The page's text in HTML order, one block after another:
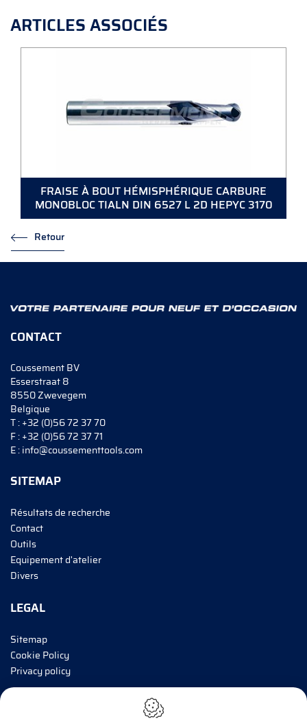
ARTICLES ASSOCIÉS
FRAISE À BOUT HÉMISPHÉRIQUE CARBURE
MONOBLOC TIALN DIN 6527 L 2D HEPYC 3170
Retour
CONTACT
Coussement BV
Esserstraat 8
8550 Zwevegem
Belgique
T :+32 (0)56 72 37 70
F :+32 (0)56 72 37 71
E :info@coussementtools.com
SITEMAP
Résultats de recherche
Contact
Outils
Equipement d'atelier
Divers
LEGAL
Sitemap
Cookie Policy
Privacy policy